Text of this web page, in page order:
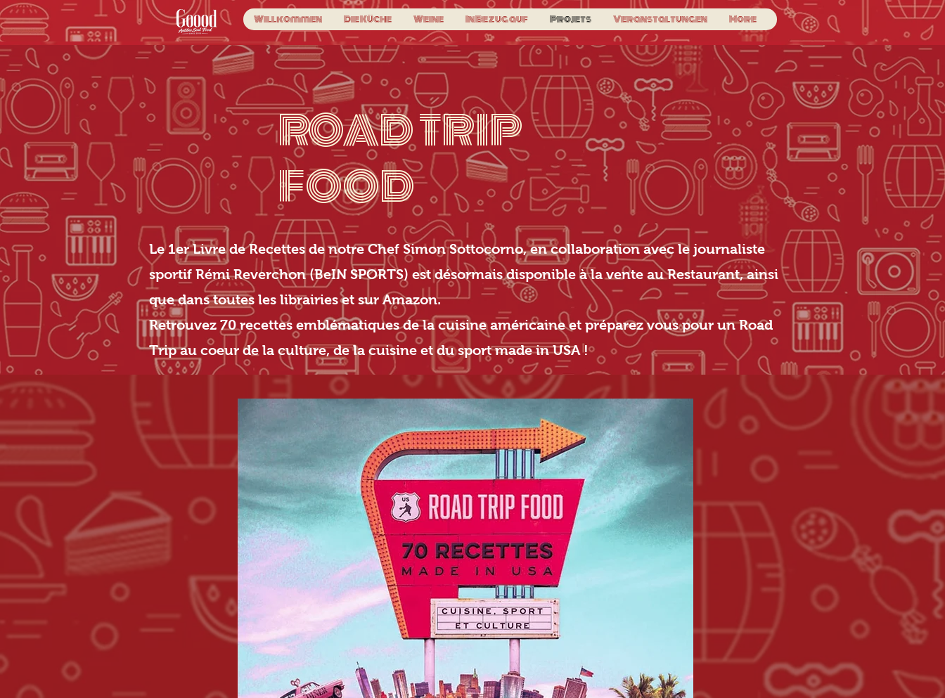
Willkommen Die Küche Weine In Bezug auf Projets Veranstaltungen More
ROAD TRIP
FOOD
Le 1er Livre de Recettes de notre Chef Simon Sottocorno, en collaboration avec le journaliste
sportif Rémi Reverchon (BeIN SPORTS) est désormais disponible à la vente au Restaurant, ainsi
que dans toutes les librairies et sur Amazon.
Retrouvez 70 recettes emblématiques de la cuisine américaine et préparez vous pour un Road
Trip au coeur de la culture, de la cuisine et du sport made in USA !